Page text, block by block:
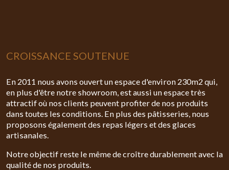
CROISSANCE SOUTENUE
En 2011 nous avons ouvert un espace d'environ 230m2 qui,
en plus d'être notre showroom, est aussi un espace très
attractif où nos clients peuvent profiter de nos produits
dans toutes les conditions. En plus des pâtisseries, nous
proposons également des repas légers et des glaces
artisanales.
Notre objectif reste le même de croître durablement avec la
qualité de nos produits.